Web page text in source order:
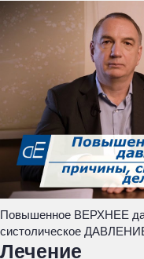
Повышенное ВЕРХНЕЕ
систолическое
Лечение